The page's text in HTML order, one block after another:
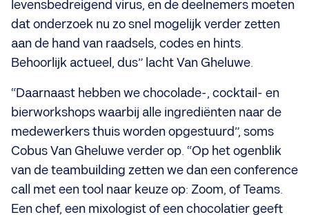
levensbedreigend virus, en de deelnemers moeten
dat onderzoek nu zo snel mogelijk verder zetten
aan de hand van raadsels, codes en hints.
Behoorlijk actueel, dus” lacht Van Gheluwe.
“Daarnaast hebben we chocolade-, cocktail- en
bierworkshops waarbij alle ingrediënten naar de
medewerkers thuis worden opgestuurd”, soms
Cobus Van Gheluwe verder op. “Op het ogenblik
van de teambuilding zetten we dan een conference
call met een tool naar keuze op: Zoom, of Teams.
Een chef, een mixologist of een chocolatier geeft